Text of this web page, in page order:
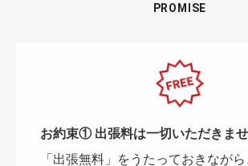
PROMISE
お約束① 出張料は一切いただきませ
「出張無料」をうたっておきなが